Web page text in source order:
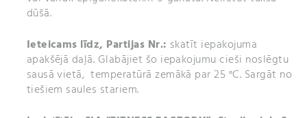
dūšā.
Ieteicams līdz, Partijas Nr.: skatīt iepakojuma
apakšējā daļā. Glabājiet šo iepakojumu cieši noslēgtu
sausā vietā, temperatūrā zemākā par 25 °C. Sargāt no
tiešiem saules stariem.